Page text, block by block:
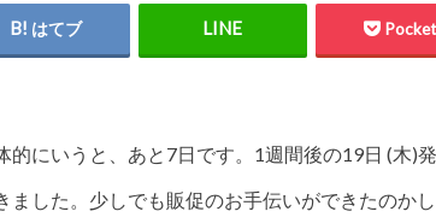
はてブ Pocket
にいうと、あと7日です。1週間後の19日 (木)発
した。少しでも販促のお手伝いができたのかし